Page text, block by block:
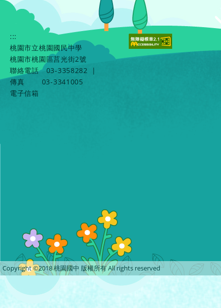
:::
桃園市立桃園國民中學
桃園市桃園區莒光街2號
聯絡電話
03-3358282
|
傳真
03-3341005
電子信箱
Copyright ©2018 桃園國中 版權所有 All rights reserved